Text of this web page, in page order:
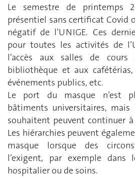
Le semestre de printemps
présentiel sans certificat Covid
négatif de l’UNIGE. Ces
pour toutes les activités de
l’accès aux salles de
bibliothèque et aux
événements publics, etc.
Le port du masque n’est
bâtiments universitaires,
souhaitent peuvent continuer
Les hiérarchies peuvent
masque lorsque des
l’exigent, par exemple
hospitalier ou de soins.